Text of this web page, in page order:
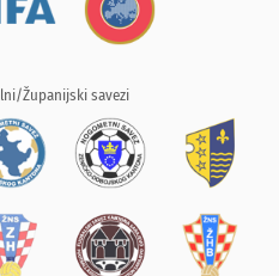
Županijski savezi